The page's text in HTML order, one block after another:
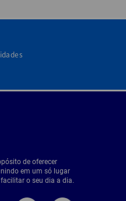
de oferecer
em um só lugar
o seu dia a dia.